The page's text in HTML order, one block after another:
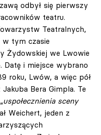
odbył się pierwszy
teatru.
Teatralnych,
tym czasie
Żydowskiej we Lwowie
Datę i miejsce wybrano
roku, Lwów, a więc pół
Bera Gimpla. Te
uspołecznienia sceny
Weichert, jeden z